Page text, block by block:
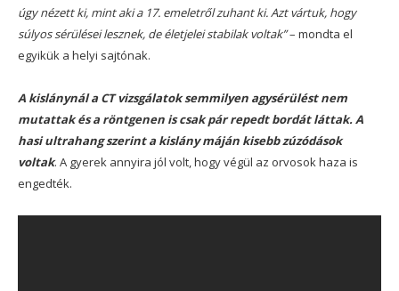
úgy nézett ki, mint aki a 17. emeletről zuhant ki. Azt vártuk, hogy
súlyos sérülései lesznek, de életjelei stabilak voltak”– mondta el
egyikük a helyi sajtónak.
A kislánynál a CT vizsgálatok semmilyen agysérülést nem
mutattak és a röntgenen is csak pár repedt bordát láttak. A
hasi ultrahang szerint a kislány máján kisebb zúzódások
voltak. A gyerek annyira jól volt, hogy végül az orvosok haza is
engedték.